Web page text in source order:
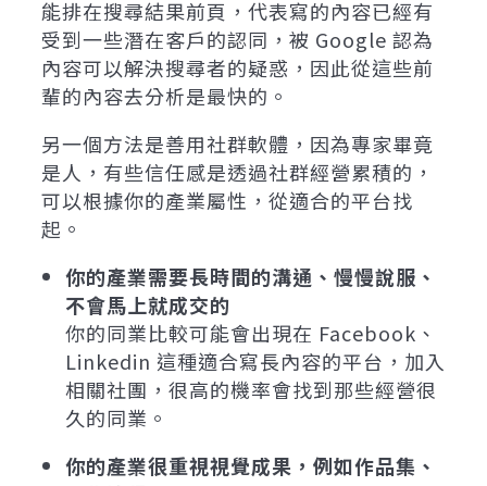
能排在搜尋結果前頁，代表寫的內容已經有
受到一些潛在客戶的認同，被 Google 認為
內容可以解決搜尋者的疑惑，因此從這些前
輩的內容去分析是最快的。
另一個方法是善用社群軟體，因為專家畢竟
是人，有些信任感是透過社群經營累積的，
可以根據你的產業屬性，從適合的平台找
起。
你的產業需要長時間的溝通、慢慢說服、
不會馬上就成交的
你的同業比較可能會出現在 Facebook、
Linkedin 這種適合寫長內容的平台，加入
相關社團，很高的機率會找到那些經營很
久的同業。
你的產業很重視視覺成果，例如作品集、